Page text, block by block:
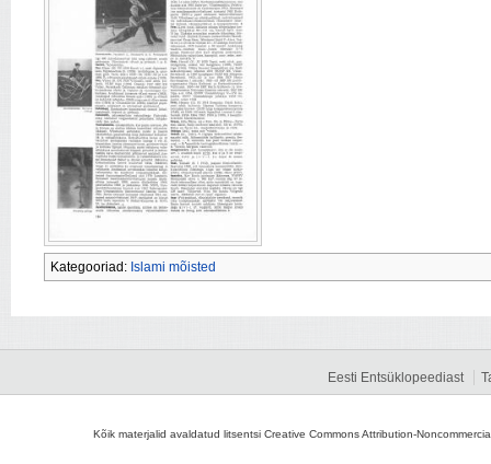
Kategooriad: Islami mõisted
Eesti Entsüklopeediast
Kõik materjalid avaldatud litsentsi Creative Commons Attribution-